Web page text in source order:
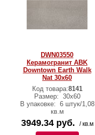
DWN03550
Керамогранит ABK
Downtown Earth Walk
Nat 30х60
Код товара:8141
Размер: 30х60
В упаковке: 6 штук/1,08
кв.м
3949.34 руб. / кв.м